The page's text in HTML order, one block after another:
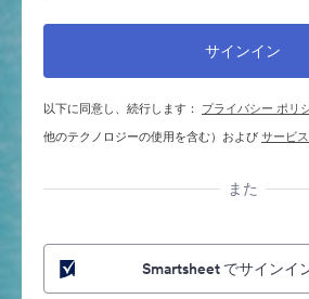
以下に同意し、続行します： プライバシー ポリ
他のテクノロジーの使用を含む）およびサービ
また
Smartsheet でサインイ